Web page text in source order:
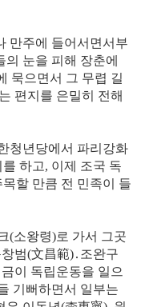
만주에 들어서면서부
눈을 피해 장춘에
묵으면서 그 무렵 길
편지를 은밀히 전해
청년당에서 파리강화
하고, 이제 조국 독
할 만큼 전 민족이 들
(소왕령)로 가서 그곳
범(文昌範)․ 조완구
이 독립운동을 일으
기뻐하면서 일부는